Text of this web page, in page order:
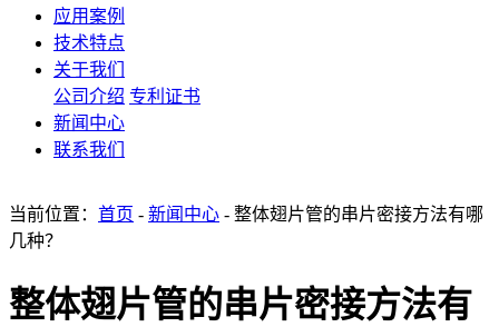
应用案例
技术特点
关于我们
公司介绍 专利证书
新闻中心
联系我们
当前位置： 首页 - 新闻中心 - 整体翅片管的串片密接方法有哪
几种？
整体翅片管的串片密接方法有